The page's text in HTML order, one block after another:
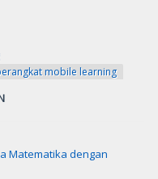
mobile learning
Matematika dengan